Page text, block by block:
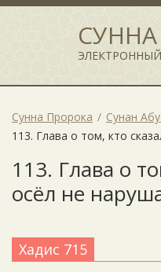
Сунна Пророка Сунан
113. Глава о том, кто
113. Глава о
осёл не
Хадис 715